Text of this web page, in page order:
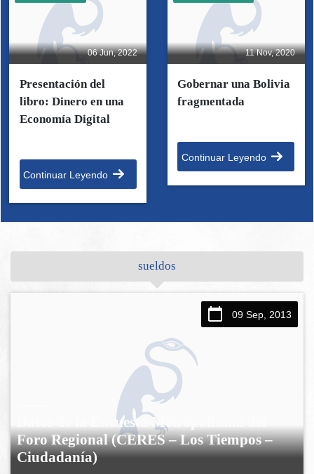
06 Jun, 2022
Presentación del
libro: Dinero en una
Economía Digital
Continuar Leyendo
11 Nov, 2020
Gobernar una Bolivia
fragmentada
Continuar Leyendo
sueldos
09 Sep, 2013
Datos de la Encuesta Metropolitana del
Foro Regional (CERES – Los Tiempos –
Ciudadanía)